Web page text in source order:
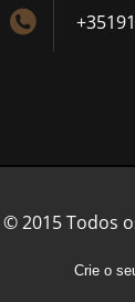
© 2015 Todos
Crie o